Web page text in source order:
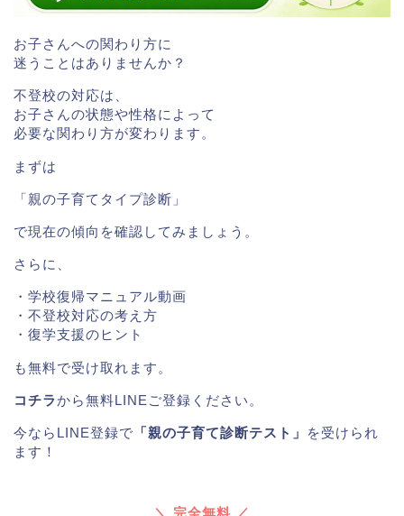
お子さんへの関わり方に
迷うことはありませんか？
不登校の対応は、
お子さんの状態や性格によって
必要な関わり方が変わります。
まずは
「親の子育てタイプ診断」
で現在の傾向を確認してみましょう。
さらに、
・学校復帰マニュアル動画
・不登校対応の考え方
・復学支援のヒント
も無料で受け取れます。
コチラから無料LINEご登録ください。
今ならLINE登録で 「親の子育て診断テスト」
を受けられ
ます！